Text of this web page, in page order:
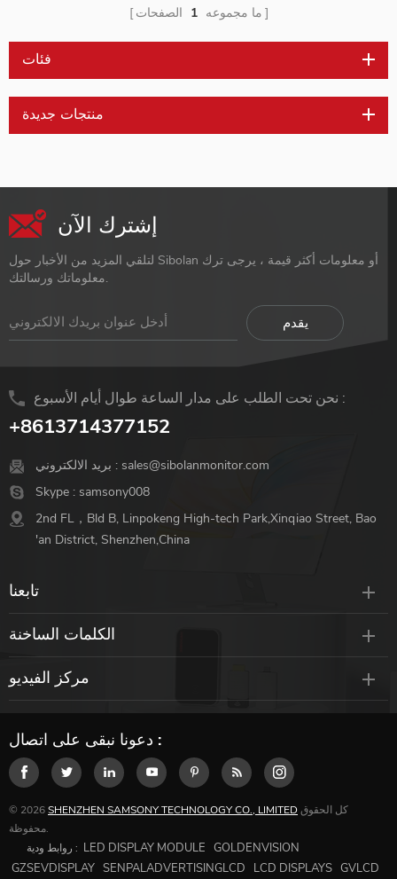
محمولة لدعم الكمبيوترما مجموعه 1 الصفحات
فئات
منتجات جديدة
إشترك الآن
لتلقي المزيد من الأخبار حول Sibolan أو معلومات أكثر قيمة ، يرجى ترك
معلوماتك ورسالتك.
نحن تحت الطلب على مدار الساعة طوال أيام الأسبوع :
+8613714377152
بريد الالكتروني : sales@sibolanmonitor.com
Skype : samsony008
2nd FL，Bld B, Linpokeng High-tech Park,Xinqiao Street, Bao
'an District, Shenzhen,China
تابعنا
الكلمات الساخنة
مركز الفيديو
دعونا نبقى على اتصال :
© 2026SHENZHEN SAMSONY TECHNOLOGY CO., LIMITED
محفوظة.
روابط ودية : LED DISPLAY MODULE GOLDENVISION
GZSEVDISPLAY SENPALADVERTISINGLCD LCD DISPLAYS GVLCD